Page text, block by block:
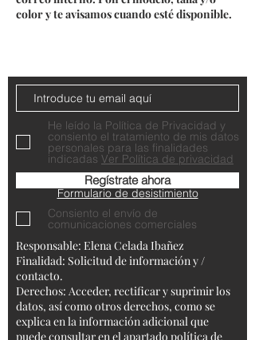
color y te avisamos cuando esté disponible.
He leído la Política de Privacidad y
consiento el tratamiento de mis datos
personales para las finalidades
indicadas Ver Política de privacidad
Regístrate ahora
Consiento el envío de
comunicaciones comerciales
Responsable: Elena Celada Ibañez
Finalidad: Solicitud de información y /
contacto.
Derechos: Acceder, rectificar y suprimir los
datos, así como otros derechos, como se
explica en la información adicional que
puede consultar en el apartado política de
Formulario de desistimiento